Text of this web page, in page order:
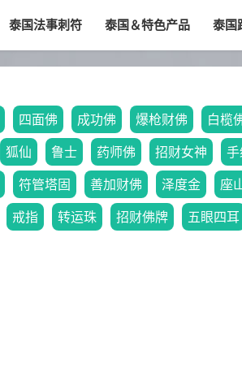
泰国法事刺符 泰国＆特色产品 泰国
四面佛 成功佛 爆枪财佛 白榄
狐仙 鲁士 药师佛 招财女神
符管塔固 善加财佛 泽度金 座
戒指 转运珠 招财佛牌 五眼四耳